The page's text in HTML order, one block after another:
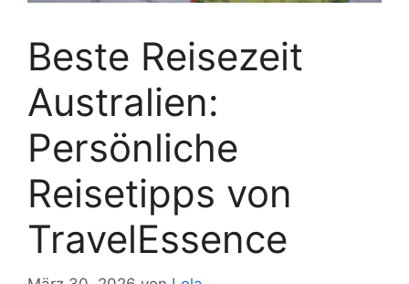
Beste Reisezeit
Australien:
Persönliche
Reisetipps von
TravelEssence